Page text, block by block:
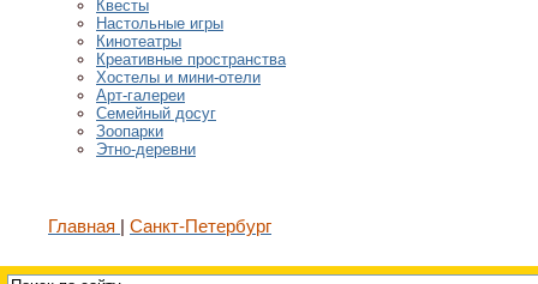
Квесты
Настольные игры
Кинотеатры
Креативные пространства
Хостелы и мини-отели
Арт-галереи
Семейный досуг
Зоопарки
Этно-деревни
Главная Санкт-Петербург